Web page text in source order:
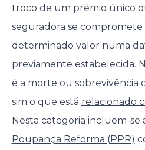
troco de um prémio único
seguradora se compromete
determinado valor numa
previamente estabelecida.
é a morte ou sobrevivência
sim o que está relacionado
Nesta categoria incluem-se
Poupança Reforma (PPR)